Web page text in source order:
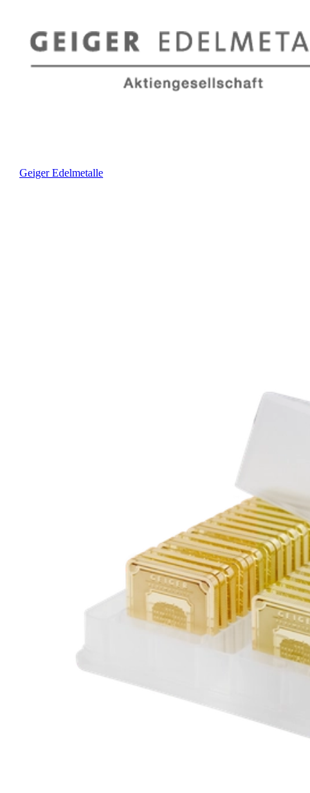
Geiger Edelmetalle